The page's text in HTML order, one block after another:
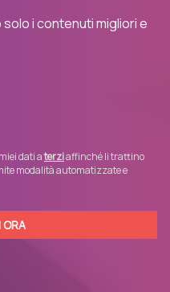
i contenuti migliori e
dati aterziaffinché li trattino
modalità automatizzate e